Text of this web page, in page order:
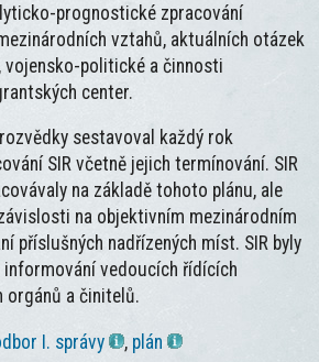
prognostické zpracování
vztahů, aktuálních otázek
vojensko-politické a činnosti
center.
sestavoval každý rok
SIR včetně jejich termínování. SIR
na základě tohoto plánu, ale
na objektivním mezinárodním
příslušných nadřízených míst. SIR byly
informování vedoucích řídících
orgánů a činitelů.
I. správy , plán